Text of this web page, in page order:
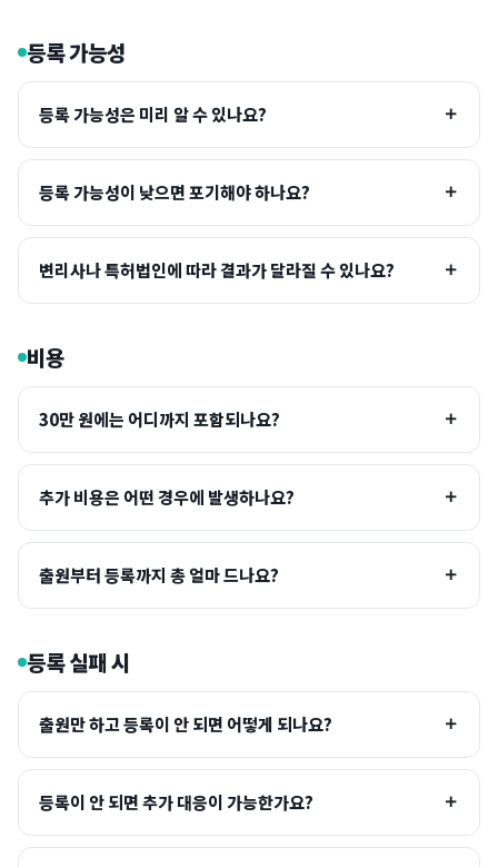
등록 가능성
등록 가능성은 미리 알 수 있나요?
등록 가능성이 낮으면 포기해야 하나요?
변리사나 특허법인에 따라 결과가 달라질 수 있나요?
비용
30만 원에는 어디까지 포함되나요?
추가 비용은 어떤 경우에 발생하나요?
출원부터 등록까지 총 얼마 드나요?
등록 실패 시
출원만 하고 등록이 안 되면 어떻게 되나요?
등록이 안 되면 추가 대응이 가능한가요?